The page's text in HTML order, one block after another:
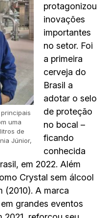
uma
de
Júnior,
protagonizou
inovações
importantes
no setor. Foi
a primeira
cerveja do
Brasil a
adotar o selo
de proteção
no bocal –
ficando
conhecida
em 2022. Além
Crystal sem álcool
(2010). A marca
grandes eventos